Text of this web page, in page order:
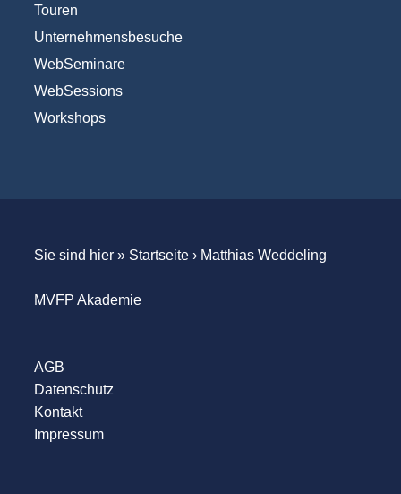
Touren
Unternehmensbesuche
WebSeminare
WebSessions
Workshops
Sie sind hier » Startseite› Matthias Weddeling
MVFP Akademie
AGB
Datenschutz
Kontakt
Impressum